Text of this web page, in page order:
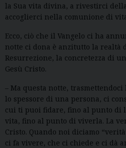
la Sua vita divina, a rivestirci
accoglierci nella comunione di
Ecco, ciò che il Vangelo ci ha
notte ci dona è anzitutto la realtà
Resurrezione, la concretezza di
Gesù Cristo.
– Ma questa notte,
lo spessore di una persona, ci
cui ti puoi fidare, fino al punto di
vita, fino al punto di viverla. La
Cristo. Quando noi diciamo
ci fa vivere, che ci chiede e ci dà